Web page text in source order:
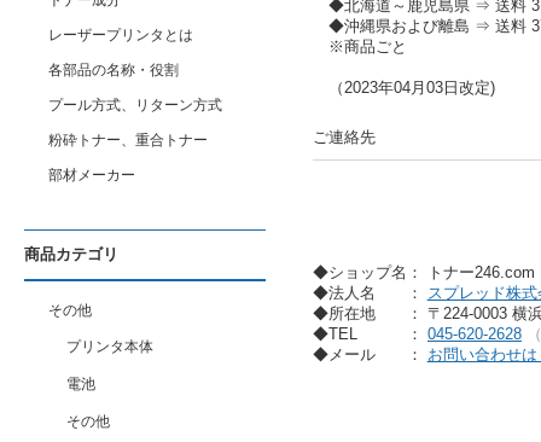
◆北海道～鹿児島県 ⇒ 送料
◆沖縄県および離島 ⇒ 送料
※商品ごと
（2023年04月03日改定)
ご連絡先
◆ショップ名： トナー
◆法人名
：
スプレッド株式
◆所在地
： 〒224-0003 横
◆TEL
： 045-620-2628
（
◆メール
： お問い合わせ
レーザープリンタとは
各部品の名称・役割
プール方式、リターン方式
粉砕トナー、重合トナー
部材メーカー
商品カテゴリ
その他
プリンタ本体
電池
その他